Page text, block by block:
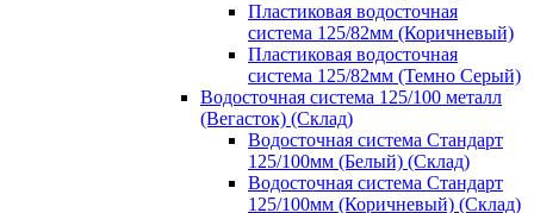
Пластиковая водосточная
система 125/82мм (Коричневый)
Пластиковая водосточная
система 125/82мм (Темно Серый)
Водосточная система 125/100 металл
(Вегасток) (Склад)
Водосточная система Стандарт
125/100мм (Белый) (Склад)
Водосточная система Стандарт
125/100мм (Коричневый) (Склад)